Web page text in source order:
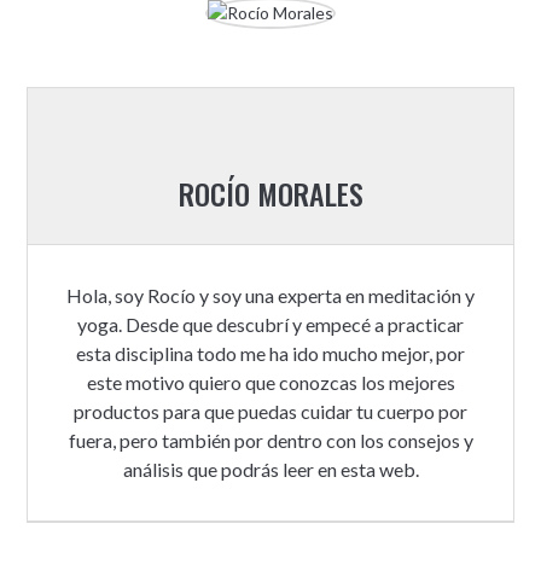
ROCÍO MORALES
Hola, soy Rocío y soy una experta en meditación y
yoga. Desde que descubrí y empecé a practicar
esta disciplina todo me ha ido mucho mejor, por
este motivo quiero que conozcas los mejores
productos para que puedas cuidar tu cuerpo por
fuera, pero también por dentro con los consejos y
análisis que podrás leer en esta web.